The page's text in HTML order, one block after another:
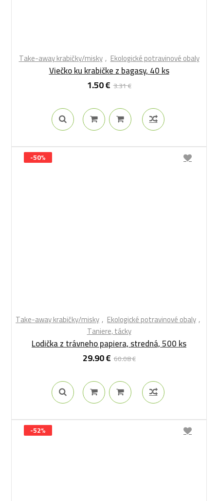
Take-away krabičky/misky Ekologické potravinové obaly
Viečko ku krabičke z bagasy, 40 ks
3.31€
1.50€
-50%
Take-away krabičky/misky Ekologické potravinové obaly
Taniere, tácky
Lodička z trávneho papiera, stredná, 500 ks
60.08€
29.90€
-52%